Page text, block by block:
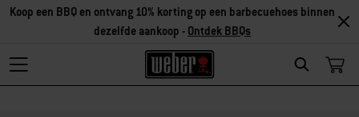
Search
Koop een BBQ en ontvang 10% korting op een barbecuehoes binnen
dezelfde aankoop - Ontdek BBQs